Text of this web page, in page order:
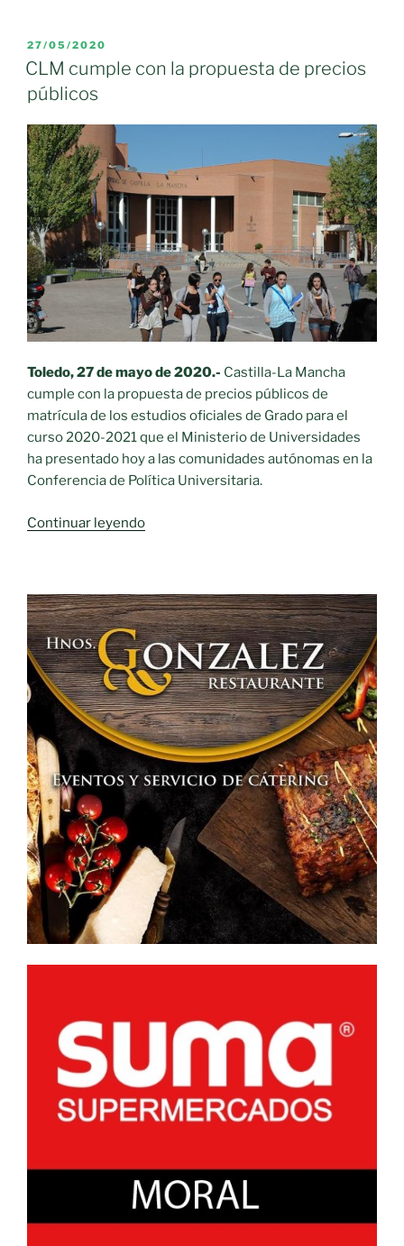
familias
matriculen
sus
hijos»
PUBLICADO
EL
27/05/2020
CLM cumple con la propuesta de precios
públicos
Toledo, 27 de mayo de 2020.- Castilla-La Mancha
cumple con la propuesta de precios públicos de
matrícula de los estudios oficiales de Grado para el
curso 2020-2021 que el Ministerio de Universidades
ha presentado hoy a las comunidades autónomas en la
Conferencia de Política Universitaria.
Continuar leyendo«CLM
propuesta
de
precios
públicos»